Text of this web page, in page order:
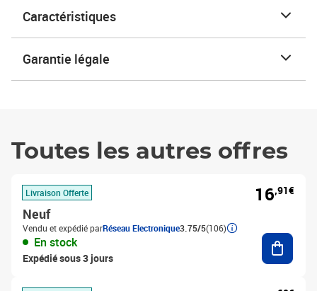
Caractéristiques
Garantie légale
Toutes les autres offres
Livraison Offerte
Neuf
Vendu et expédié parRéseau Electronique3.75/5(106)
En stock
Expédié sous 3 jours
16,91€